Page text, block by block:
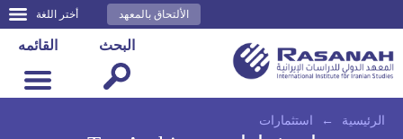
أختر اللغة الألتحاق بالمعهد
القائمه البحث
الرئيسية ← استثمارات